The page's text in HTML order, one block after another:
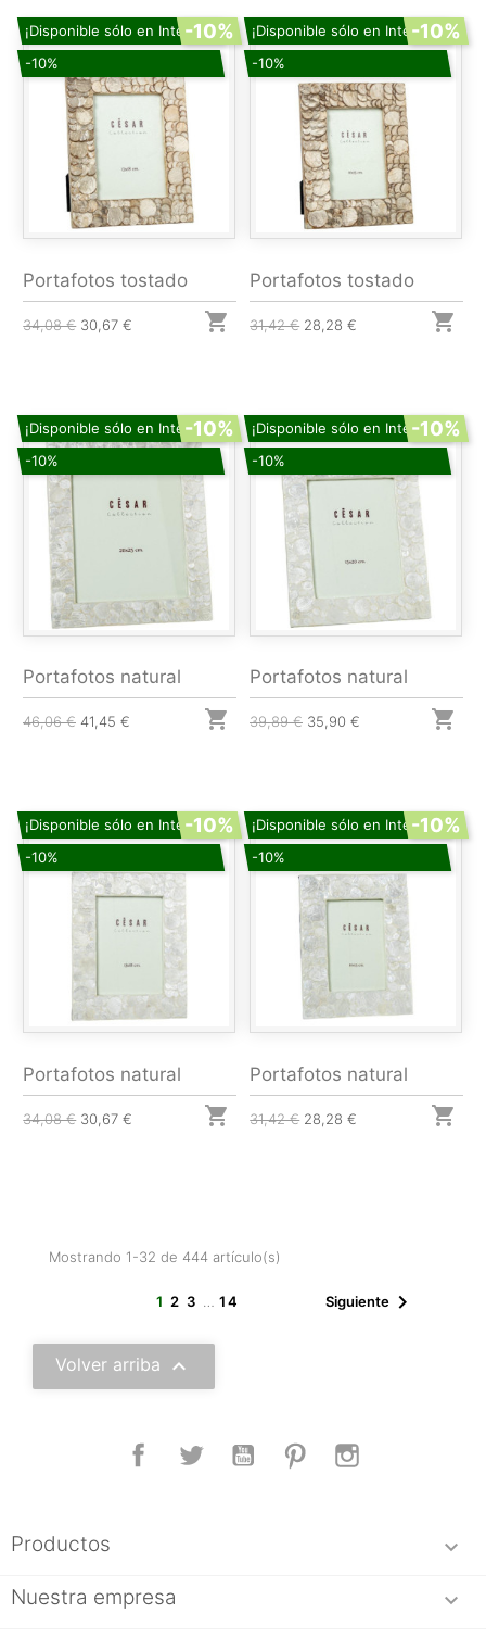
¡Disponible sólo en Internet!
-10%
-10%
Portafotos tostado
34,08 € 30,67 € 
¡Disponible sólo en Internet!
-10%
-10%
Portafotos tostado
31,42 € 28,28 € 
¡Disponible sólo en Internet!
-10%
-10%
Portafotos natural
46,06 € 41,45 € 
¡Disponible sólo en Internet!
-10%
-10%
Portafotos natural
39,89 € 35,90 € 
¡Disponible sólo en Internet!
-10%
-10%
Portafotos natural
34,08 € 30,67 € 
¡Disponible sólo en Internet!
-10%
-10%
Portafotos natural
31,42 € 28,28 € 
Mostrando 1-32 de 444 artículo(s)
1 2 3 14 Siguiente 
Volver arriba 
FacebookTwitter YouTube Pinterest
Productos 
Nuestra empresa 